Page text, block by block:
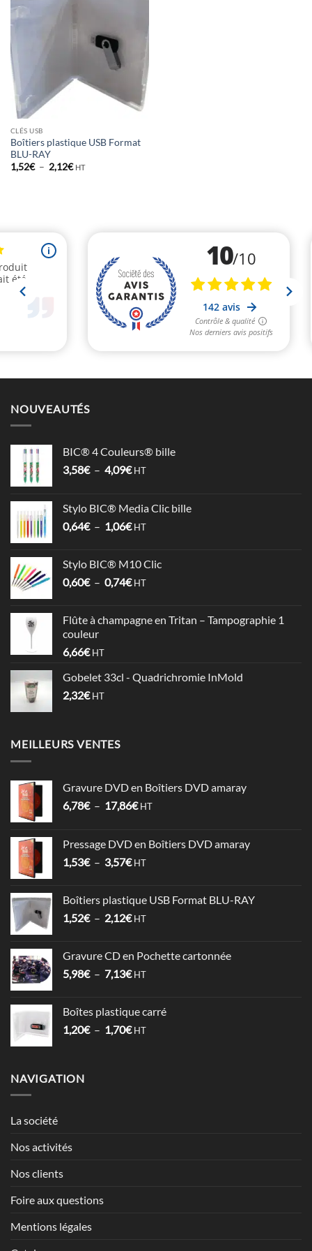
CLÉS USB
Boîtiers plastique USB Format
BLU-RAY
1,52€ – 2,12€Plage
HT
NOUVEAUTÉS
BIC® 4 Couleurs® bille
3,58€ – 4,09€Plage
3,58€
à
HT
Stylo BIC® Media Clic bille
0,64€ – 1,06€Plage
0,64€
à
HT
Stylo BIC® M10 Clic
0,60€ – 0,74€Plage
0,60€
HT
Flûte à champagne en Tritan – Tampographie 1
couleur
6,66€ HT
Gobelet 33cl - Quadrichromie InMold
2,32€ HT
MEILLEURS VENTES
Gravure DVD en Boîtiers DVD amaray
6,78€ – 17,86€Plage
6,78€
à
HT
Pressage DVD en Boîtiers DVD amaray
1,53€ – 3,57€Plage
1,53€
à
HT
Boîtiers plastique USB Format BLU-RAY
1,52€ – 2,12€Plage
1,52€
à
HT
Gravure CD en Pochette cartonnée
5,98€ – 7,13€Plage
5,98€
à
HT
Boîtes plastique carré
1,20€ – 1,70€Plage
HT
NAVIGATION
La société
Nos activités
Nos clients
Foire aux questions
Mentions légales